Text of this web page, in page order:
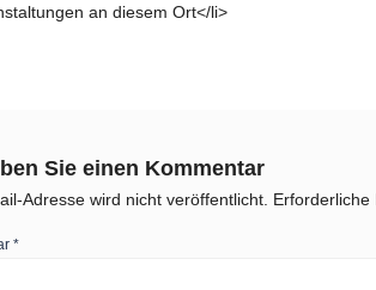
an diesem Ort</li>
Sie einen Kommentar
Adresse wird nicht veröffentlicht. Erforderliche
*